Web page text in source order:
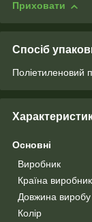
Приховати
Спосіб
Поліетиленовий
Основні
Виробник
Країна виробник
Довжина виробу
Колір